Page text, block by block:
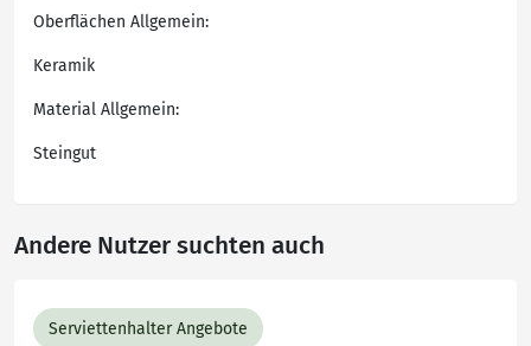
Oberflächen Allgemein:
Keramik
Material Allgemein:
Steingut
Andere Nutzer suchten auch
Serviettenhalter Angebote